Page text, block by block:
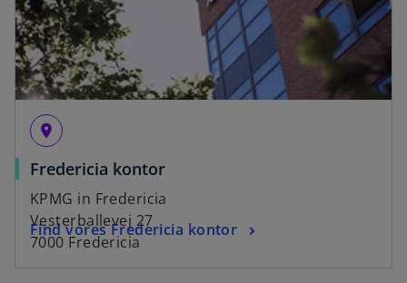
place
Fredericia kontor
KPMG in Fredericia
Vesterballevej 27
7000 Fredericia
Find vores Fredericia kontor